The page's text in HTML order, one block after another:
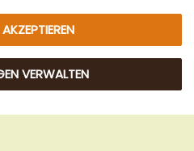
OG. Alle Rechte vorbehalten.
VERWALTEN